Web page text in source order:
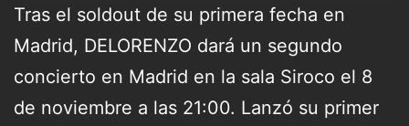
Tras el soldout de su primera fecha en
Madrid, DELORENZO dará un segundo
concierto en Madrid en la sala Siroco el 8
de noviembre a las 21:00. Lanzó su primer